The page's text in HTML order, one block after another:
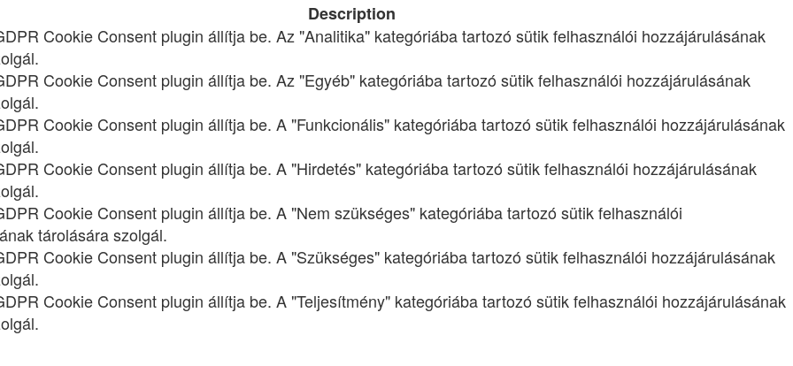
Description
Cookie Consent plugin állítja be. Az "Analitika" kategóriába tartozó sütik felhasználói hozzájárulásának
Cookie Consent plugin állítja be. Az "Egyéb" kategóriába tartozó sütik felhasználói hozzájárulásának
Cookie Consent plugin állítja be. A "Funkcionális" kategóriába tartozó sütik felhasználói hozzájárulásának
Cookie Consent plugin állítja be. A "Hirdetés" kategóriába tartozó sütik felhasználói hozzájárulásának
Cookie Consent plugin állítja be. A "Nem szükséges" kategóriába tartozó sütik felhasználói
tárolására szolgál.
Cookie Consent plugin állítja be. A "Szükséges" kategóriába tartozó sütik felhasználói hozzájárulásának
Cookie Consent plugin állítja be. A "Teljesítmény" kategóriába tartozó sütik felhasználói hozzájárulásának